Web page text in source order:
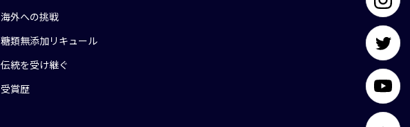
海外への挑戦
糖類無添加リキュール
伝統を受け継ぐ
受賞歴